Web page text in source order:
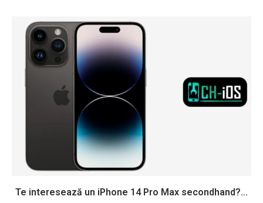
Te interesează un iPhone 14 Pro Max secondhand?...